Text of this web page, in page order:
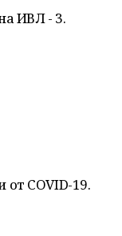
ИВЛ - 3.
COVID-19.